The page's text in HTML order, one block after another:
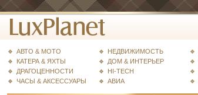
АВТО & МОТО
КАТЕРА & ЯХТЫ
ДРАГОЦЕННОСТИ
ЧАСЫ & АКСЕССУАРЫ
НЕДВИЖИМОСТЬ
ДОМ & ИНТЕРЬЕР
HI-TECH
АВИА